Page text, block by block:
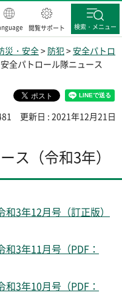
閲覧サポート 検索・メニュー
災・安全> 防犯>安全パトロ
全パトロール隊ニュース
更新日 : 2021年12月21日
ス（令和3年）
3年12月号（訂正版）
3年11月号（PDF：
3年10月号（PDF：